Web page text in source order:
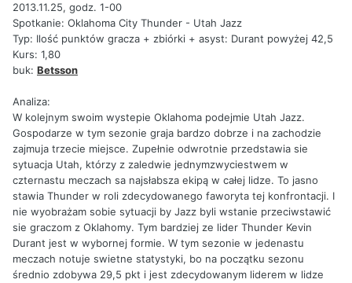
2013.11.25, godz. 1-00
Spotkanie: Oklahoma City Thunder - Utah Jazz
Typ: Ilość punktów gracza + zbiórki + asyst: Durant powyżej 42,5
Kurs: 1,80
buk: Betsson
Analiza:
W kolejnym swoim wystepie Oklahoma podejmie Utah Jazz.
Gospodarze w tym sezonie graja bardzo dobrze i na zachodzie
zajmuja trzecie miejsce. Zupełnie odwrotnie przedstawia sie
sytuacja Utah, którzy z zaledwie jednymzwyciestwem w
czternastu meczach sa najsłabsza ekipą w całej lidze. To jasno
stawia Thunder w roli zdecydowanego faworyta tej konfrontacji. I
nie wyobrażam sobie sytuacji by Jazz byli wstanie przeciwstawić
sie graczom z Oklahomy. Tym bardziej ze lider Thunder Kevin
Durant jest w wybornej formie. W tym sezonie w jedenastu
meczach notuje swietne statystyki, bo na początku sezonu
średnio zdobywa 29,5 pkt i jest zdecydowanym liderem w lidze